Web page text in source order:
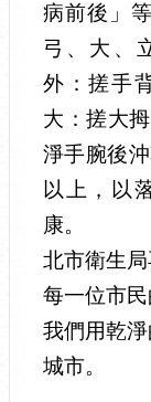
病前後」等
弓、大、
外：搓手
大：搓大
淨手腕後
以上，以
康。
北市衛生
每一位市
我們用乾
城市。